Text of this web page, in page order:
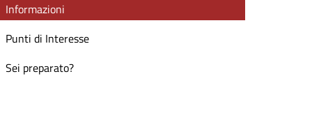
Informazioni
Punti di Interesse
Sei preparato?